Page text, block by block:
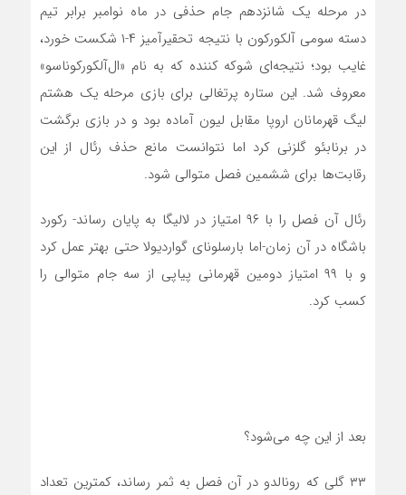
در مرحله‌ یک‌ شانزدهم جام حذفی در ماه نوامبر برابر تیم
دسته ‌سومی آلکورکون با نتیجه تحقیرآمیز ۴-۱ شکست خورد،
غایب بود؛ نتیجه‌ای شوکه‌ کننده که به نام «ال‌آلکورکوناسو»
معروف شد. این ستاره پرتغالی برای بازی مرحله یک ‌هشتم
لیگ قهرمانان اروپا مقابل لیون آماده بود و در بازی برگشت
در برنابئو گلزنی کرد اما نتوانست مانع حذف رئال از این
رقابت‌ها برای ششمین فصل متوالی شود.
رئال آن فصل را با ۹۶ امتیاز در لالیگا به پایان رساند- رکورد
باشگاه در آن زمان-اما بارسلونای گواردیولا حتی بهتر عمل کرد
و با ۹۹ امتیاز دومین قهرمانی پیاپی از سه‌ جام متوالی را
کسب کرد.
بعد از این چه می‌شود؟
۳۳ گلی که رونالدو در آن فصل به ثمر رساند، کمترین تعداد